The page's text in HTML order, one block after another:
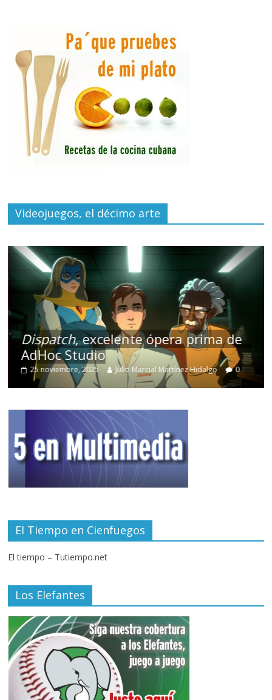
Videojuegos, el décimo arte
Dispatch, excelente ópera prima de
AdHoc Studio
25 noviembre, 2025 Julio Marcial Martínez Hidalgo 0
El Tiempo en Cienfuegos
El tiempo – Tutiempo.net
Los Elefantes